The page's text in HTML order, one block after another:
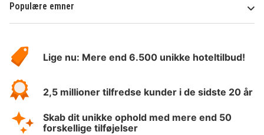
Populære emner
HotelSpecials
Lige nu: Mere end 6.500 unikke hoteltilbud!
2,5 millioner tilfredse kunder i de sidste 20 år
Skab dit unikke ophold med mere end 50
forskellige tilføjelser